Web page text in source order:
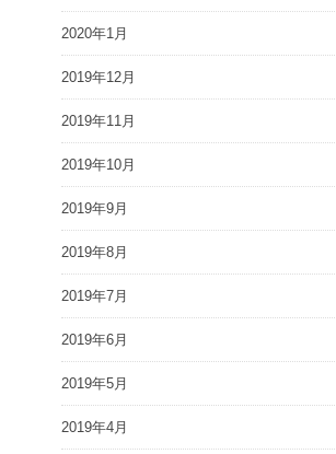
2020年1月
2019年12月
2019年11月
2019年10月
2019年9月
2019年8月
2019年7月
2019年6月
2019年5月
2019年4月